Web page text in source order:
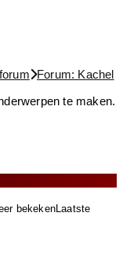
Forum: Kachel
te maken.
bekeken Laatste